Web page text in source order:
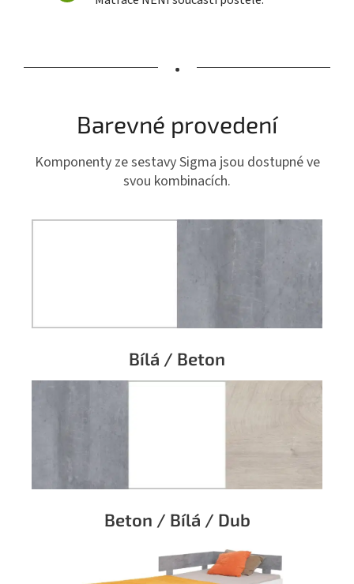
•
Barevné provedení
Komponenty ze sestavy Sigma jsou dostupné ve
svou kombinacích.
Bílá / Beton
Beton / Bílá / Dub